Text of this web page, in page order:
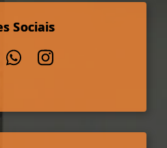
Sociais